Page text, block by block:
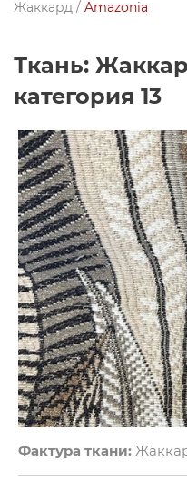
Жаккард / Amazonia
Ткань: Жаккард - Amazonia
категория 13
Фактура ткани: